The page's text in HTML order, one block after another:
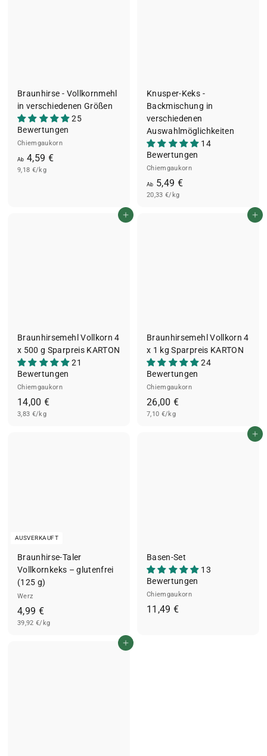
Braunhirse - Vollkornmehl
in verschiedenen Größen
25
Bewertungen
Chiemgaukorn
Ab 4,59 €A
9,18 €/kg
Knusper-Keks -
Backmischung in
verschiedenen
Auswahlmöglichkeiten
14
Bewertungen
Chiemgaukorn
Ab 5,49 €A
20,33 €/kg
In den Einkaufswagen legen
Braunhirsemehl Vollkorn 4
x 500 g Sparpreis KARTON
21
Bewertungen
Chiemgaukorn
14,00 €1
3,83 €/kg
In den Einkaufswagen legen
Braunhirsemehl Vollkorn 4
x 1 kg Sparpreis KARTON
24
Bewertungen
Chiemgaukorn
26,00 €2
7,10 €/kg
AUSVERKAUFT
Braunhirse-Taler
Vollkornkeks – glutenfrei
(125 g)
Werz
4,99 €4
,
39,92 €/kg
In den Einkaufswagen legen
Basen-Set
13
Bewertungen
Chiemgaukorn
11,49 €1
In den Einkaufswagen legen